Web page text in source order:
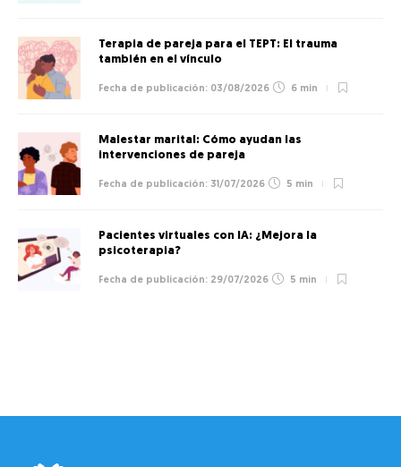
Terapia de pareja para el TEPT: El trauma
también en el vínculo
03/08/2026 6 min
Malestar marital: Cómo ayudan las
intervenciones de pareja
31/07/2026 5 min
Pacientes virtuales con IA: ¿Mejora la
psicoterapia?
29/07/2026 5 min